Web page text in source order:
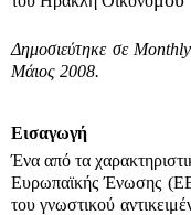
Δημοσιεύτηκε σε
Μάιος 2008.
Εισαγωγή
Ένα από τα
Ευρωπαϊκής Ένωσης
του γνωστικού